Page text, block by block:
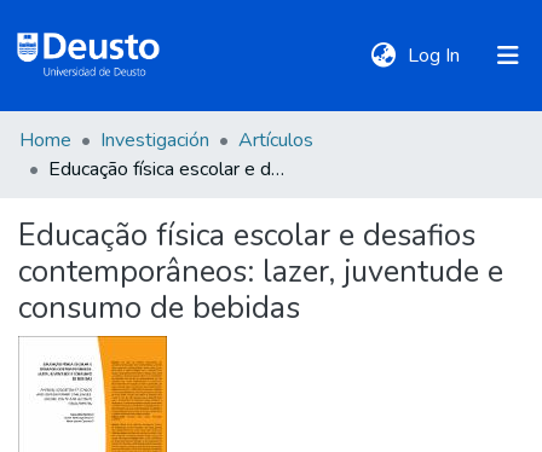
Log In (current)
DeustoTeka
Communities
&
Collections
All of DSpace
Home Investigación
Artículos
Educação física escolar e desafios contemporâneos: lazer, juventude e consumo de bebidas
Educação física escolar e desafios
contemporâneos: lazer, juventude e
consumo de bebidas